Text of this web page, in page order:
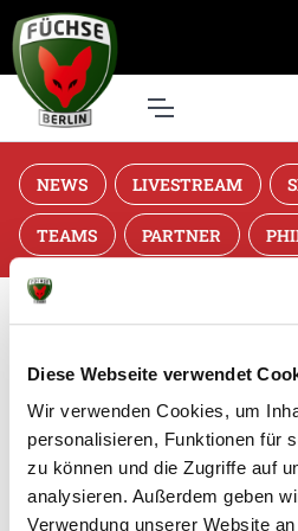
Diese Webseite verwendet
Wir verwenden Cookies, um
personalisieren, Funktionen für
zu können und die Zugriffe auf
analysieren. Außerdem geben
Verwendung unserer Website
NEWS LIVESTREAM
TEAMS PARTNER
SVEN
VERSTÄRKT
ERSTES
DREI
PER LEIHE
FÜCHSE
BESTER
FÜCHSE